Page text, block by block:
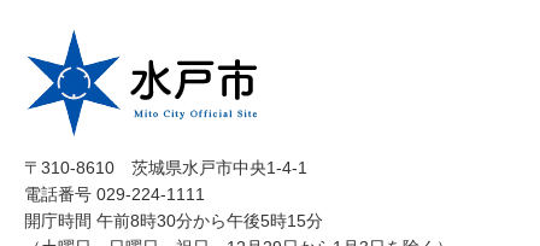
〒310-8610 茨城県水戸市中央1-4-1
電話番号 029-224-1111
開庁時間 午前8時30分から午後5時15分